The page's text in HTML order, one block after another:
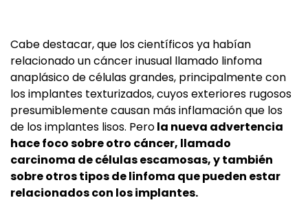
Cabe destacar, que los científicos ya habían
relacionado un cáncer inusual llamado linfoma
anaplásico de células grandes, principalmente con
los implantes texturizados, cuyos exteriores rugosos
presumiblemente causan más inflamación que los
de los implantes lisos. Perola nueva advertencia
hace foco sobre otro cáncer, llamado
carcinoma de células escamosas, y también
sobre otros tipos de linfoma que pueden estar
relacionados con los implantes.